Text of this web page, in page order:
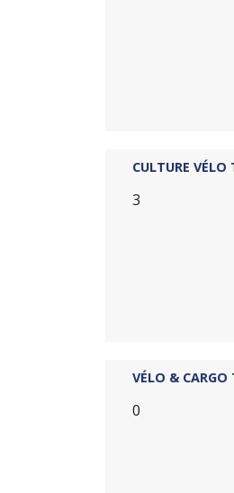
CULTURE
3
VÉLO & CARGO
0